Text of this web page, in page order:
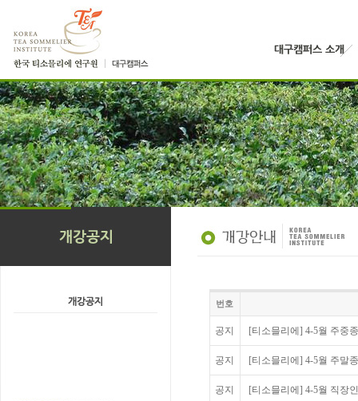
번호
공지 [티소믈리에] 4-5월 주중
공지 [티소믈리에] 4-5월 주말
공지 [티소믈리에] 4-5월 직장